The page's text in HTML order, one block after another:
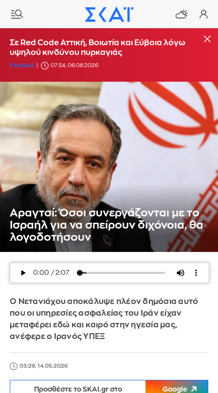
Σε Red Code Αττική, Βοιωτία και Εύβοια λόγω
υψηλού κινδύνου πυρκαγιάς
ΕΛΛΑΔΑ 07:34, 06.08.2026
Αραγτσί: Όσοι συνεργάζονται με το
Ισραήλ για να σπείρουν διχόνοια, θα
λογοδοτήσουν
Ο Νετανιάχου αποκάλυψε πλέον δημόσια αυτό
που οι υπηρεσίες ασφαλείας του Ιράν είχαν
μεταφέρει εδώ και καιρό στην ηγεσία μας,
ανέφερε ο Ιρανός ΥΠΕΞ
03:29, 14.05.2026
Προσθέστε το SKAI.gr στο Google